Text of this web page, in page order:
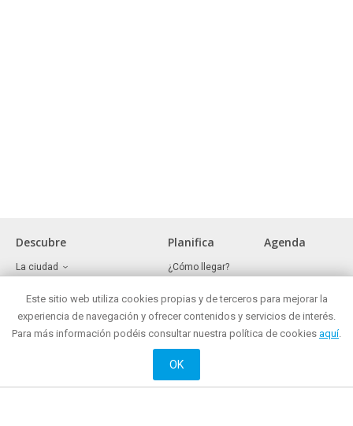
Descubre
La ciudad
Frente marítimo
Reuniones y congresos
Mataró todo el año
Planifica
¿Cómo llegar?
¿Dónde comer?
¿Dónde comprar?
Mataró de noche
Agenda
Este sitio web utiliza cookies propias y de terceros para mejorar la
experiencia de navegación y ofrecer contenidos y servicios de interés.
Para más información podéis consultar nuestra política de cookies aquí.
OK